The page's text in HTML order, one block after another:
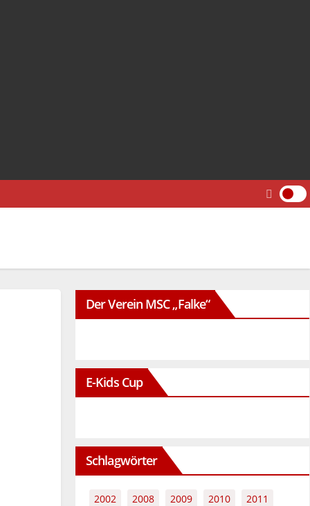
Der Verein MSC „Falke“
E-Kids Cup
Schlagwörter
2002 2008 2009 2010
2011